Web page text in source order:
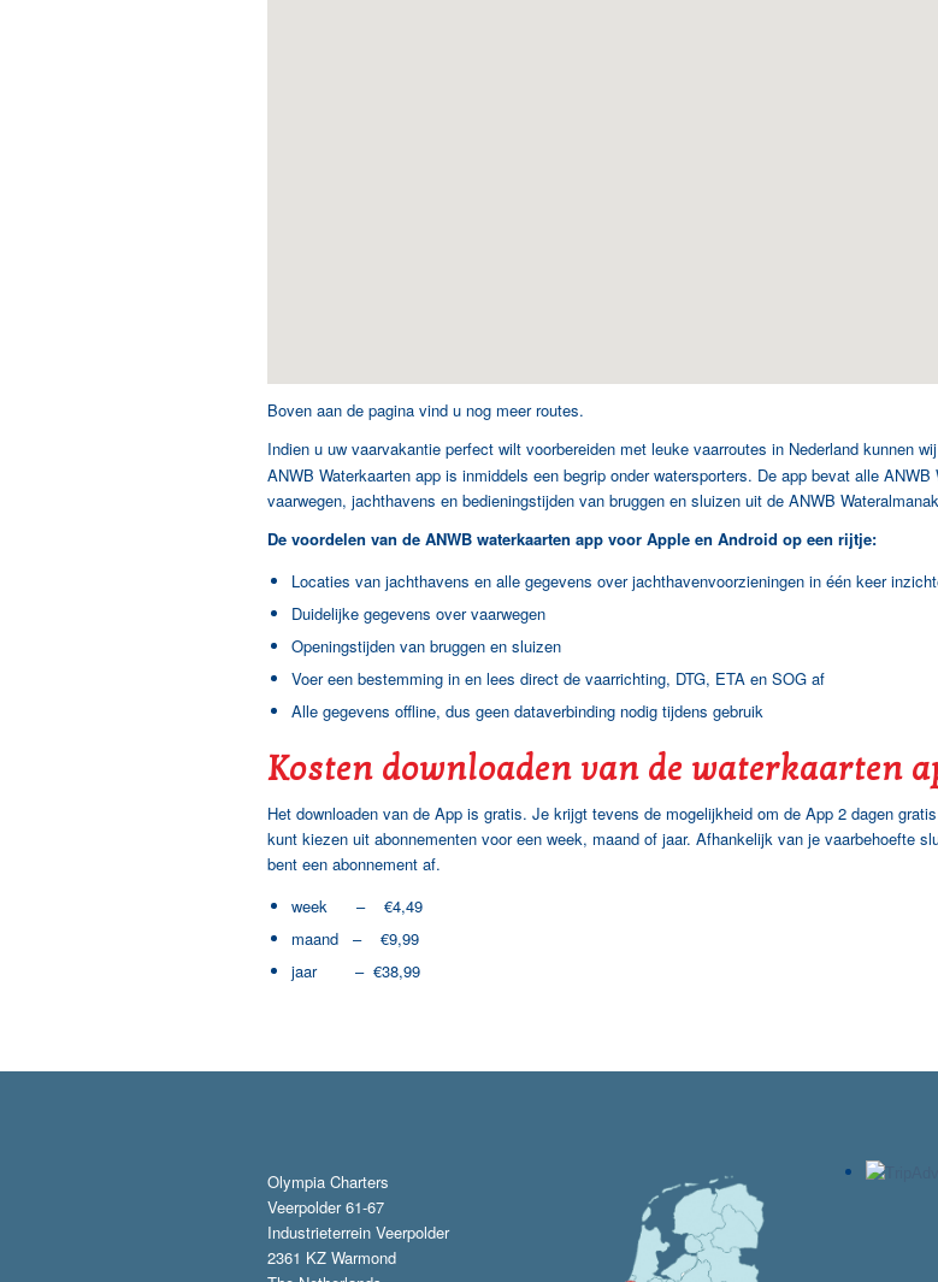
Boven aan de pagina vind u nog meer routes.
Indien u uw vaarvakantie perfect wilt voorbereiden met leuke vaarroutes in Nederland kunnen
ANWB Waterkaarten app is inmiddels een begrip onder watersporters. De app bevat alle
vaarwegen, jachthavens en bedieningstijden van bruggen en sluizen uit de ANWB
De voordelen van de ANWB waterkaarten app voor Apple en Android op een rijtje:
Locaties van jachthavens en alle gegevens over jachthavenvoorzieningen in één keer
Duidelijke gegevens over vaarwegen
Openingstijden van bruggen en sluizen
Voer een bestemming in en lees direct de vaarrichting, DTG, ETA en SOG af
Alle gegevens offline, dus geen dataverbinding nodig tijdens gebruik
Kosten downloaden van de waterkaarten
Het downloaden van de App is gratis. Je krijgt tevens de mogelijkheid om de App 2 dagen
kunt kiezen uit abonnementen voor een week, maand of jaar. Afhankelijk van je vaarbehoefte
bent een abonnement af.
week – €4,49
maand – €9,99
jaar – €38,99
Olympia Charters
Veerpolder 61-67
Industrieterrein Veerpolder
2361 KZ Warmond